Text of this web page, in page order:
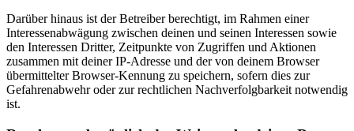
Darüber hinaus ist der Betreiber berechtigt, im Rahmen einer
Interessenabwägung zwischen deinen und seinen Interessen sowie
den Interessen Dritter, Zeitpunkte von Zugriffen und Aktionen
zusammen mit deiner IP-Adresse und der von deinem Browser
übermittelter Browser-Kennung zu speichern, sofern dies zur
Gefahrenabwehr oder zur rechtlichen Nachverfolgbarkeit notwendig
ist.